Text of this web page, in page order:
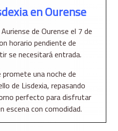
en Ourense
de Ourense el 7 de
horario pendiente de
se necesitará entrada.
una noche de
de Lisdexia, repasando
perfecto para disfrutar
escena con comodidad.